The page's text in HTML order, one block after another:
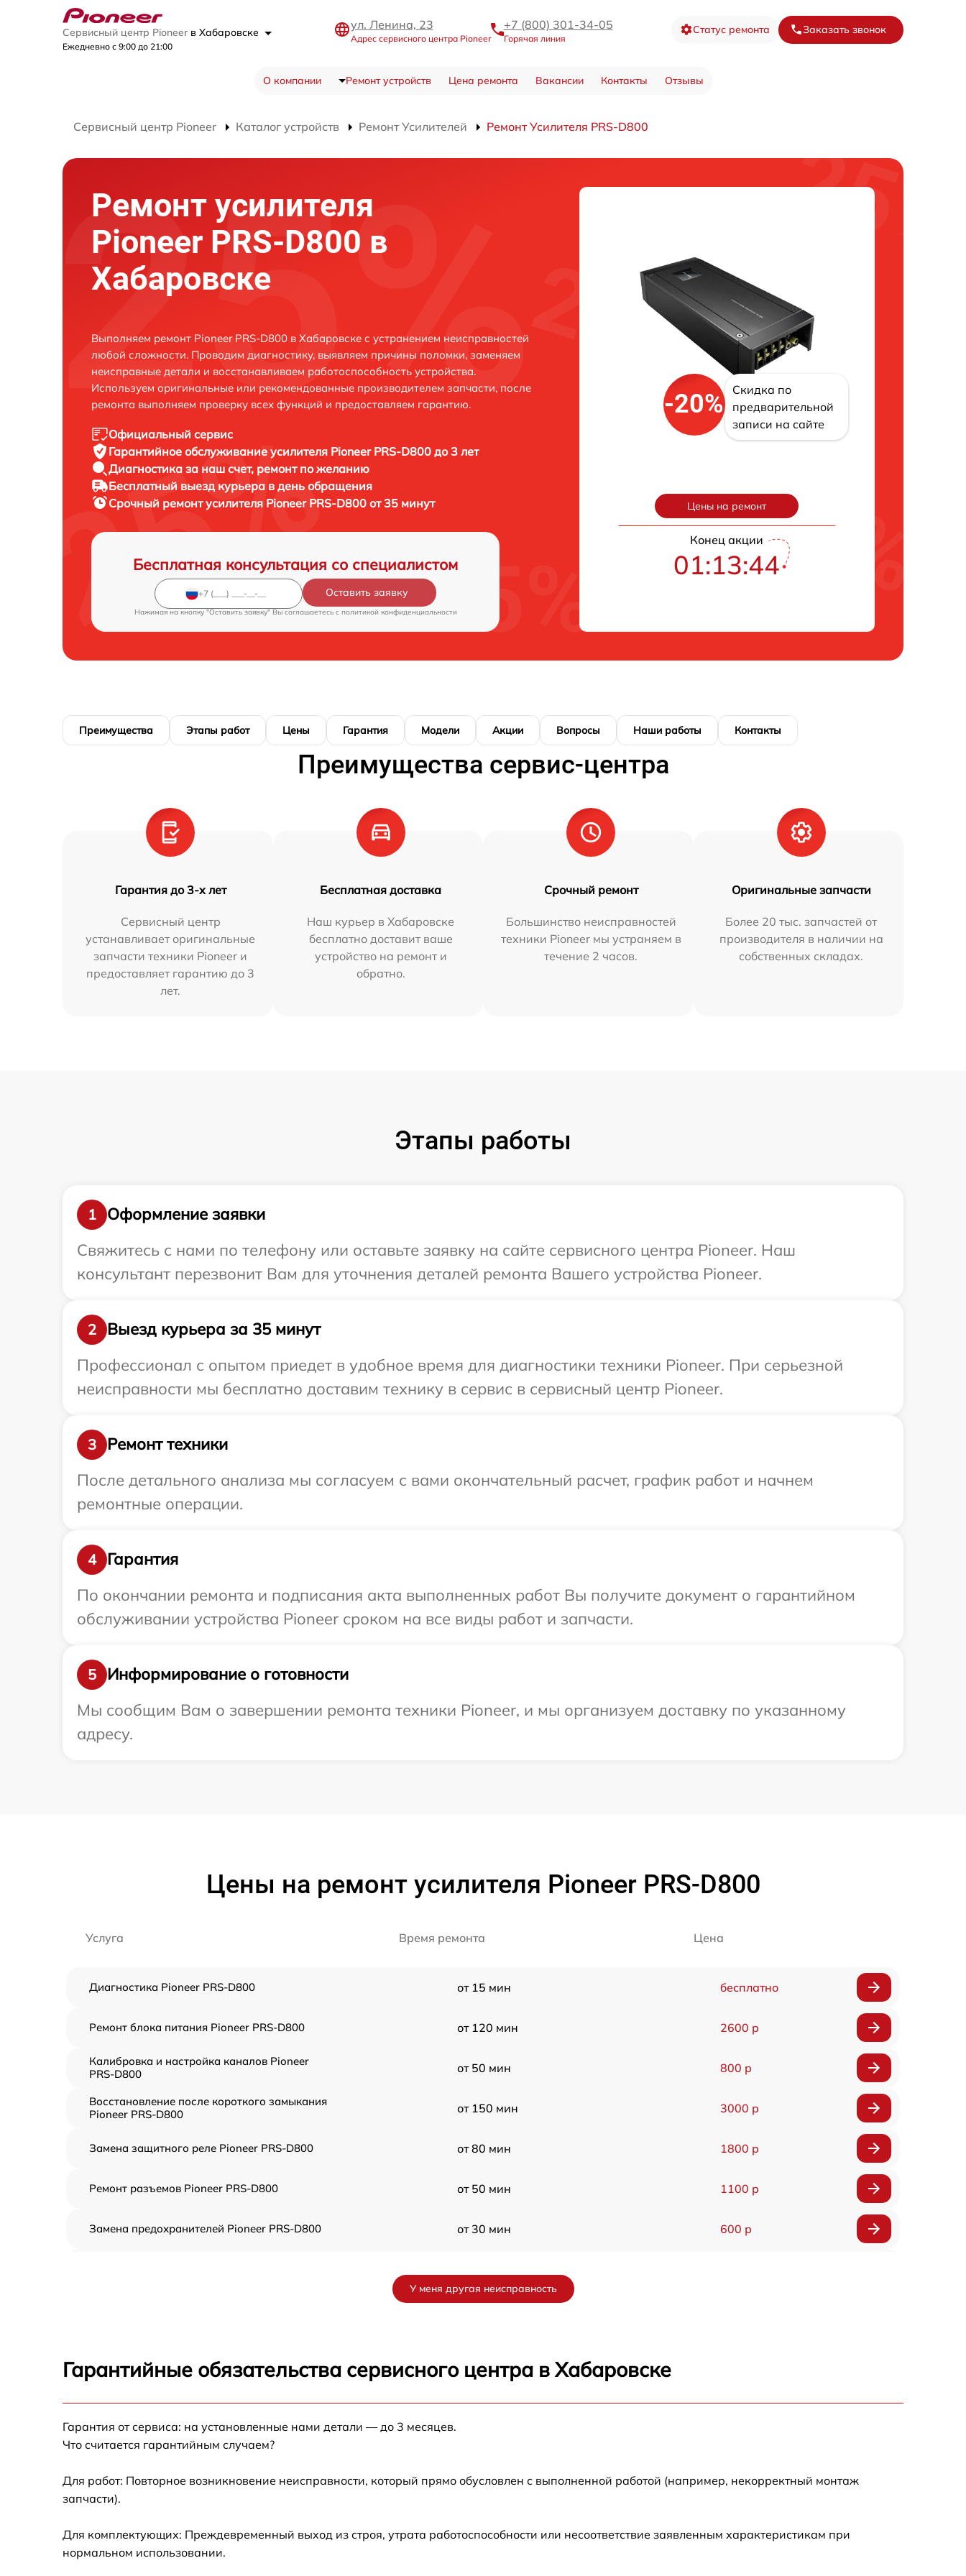
Сервисный центр Pioneer в Хабаровске
Ежедневно с 9:00 до 21:00
ул. Ленина, 23
Адрес сервисного центра Pioneer
+7 (800) 301-34-05
Горячая линия
Статус ремонта Заказать звонок
О компании Ремонт устройств Цена ремонта Вакансии Контакты Отзывы
Сервисный центр Pioneer Каталог устройств Ремонт Усилителей Ремонт Усилителя PRS-D800
Ремонт усилителя
Pioneer PRS-D800 в
Хабаровске
Выполняем ремонт Pioneer PRS-D800 в Хабаровске с устранением неисправностей
любой сложности. Проводим диагностику, выявляем причины поломки, заменяем
неисправные детали и восстанавливаем работоспособность устройства.
Используем оригинальные или рекомендованные производителем запчасти, после
ремонта выполняем проверку всех функций и предоставляем гарантию.
Официальный сервис
Гарантийное обслуживание усилителя Pioneer PRS-D800 до 3 лет
Диагностика за наш счет, ремонт по желанию
Бесплатный выезд курьера в день обращения
Срочный ремонтусилителя Pioneer PRS-D800 от 35 минут
Бесплатная консультация со специалистом
Оставить заявку
Нажимая на кнопку "Оставить заявку" Вы соглашаетесь c политикой конфиденциальности
-20%
Скидка по
предварительной
записи на сайте
Цены на ремонт
Конец акции
01:13:43
Преимущества Этапы работ Цены Гарантия Модели Акции Вопросы Наши работы Контакты
Преимущества сервис-центра
Гарантия до 3-х лет
Сервисный центр
устанавливает оригинальные
запчасти техники Pioneer и
предоставляет гарантию до 3
лет.
Бесплатная доставка
Наш курьер в Хабаровске
бесплатно доставит ваше
устройство на ремонт и
обратно.
Срочный ремонт
Большинство неисправностей
техники Pioneer мы устраняем в
течение 2 часов.
Оригинальные запчасти
Более 20 тыс. запчастей от
производителя в наличии на
собственных складах.
Этапы работы
1
Оформление заявки
Свяжитесь с нами по телефону или оставьте заявку на сайте сервисного центра Pioneer. Наш
консультант перезвонит Вам для уточнения деталей ремонта Вашего устройства Pioneer.
2
Выезд курьера за 35 минут
Профессионал с опытом приедет в удобное время для диагностики техники Pioneer. При серьезной
неисправности мы бесплатно доставим технику в сервис в сервисный центр Pioneer.
3
Ремонт техники
После детального анализа мы согласуем с вами окончательный расчет, график работ и начнем
ремонтные операции.
4
Гарантия
По окончании ремонта и подписания акта выполненных работ Вы получите документ о гарантийном
обслуживании устройства Pioneer сроком на все виды работ и запчасти.
5
Информирование о готовности
Мы сообщим Вам о завершении ремонта техники Pioneer, и мы организуем доставку по указанному
адресу.
Цены на ремонт усилителя Pioneer PRS-D800
Услуга Время ремонта Цена
Диагностика Pioneer PRS-D800 от 15 мин бесплатно
Ремонт блока питания Pioneer PRS-D800 от 120 мин 2600 р
Калибровка и настройка каналов Pioneer
PRS-D800
от 50 мин 800 р
Восстановление после короткого замыкания
Pioneer PRS-D800
от 150 мин 3000 р
Замена защитного реле Pioneer PRS-D800 от 80 мин 1800 р
Ремонт разъемов Pioneer PRS-D800 от 50 мин 1100 р
Замена предохранителей Pioneer PRS-D800 от 30 мин 600 р
Профилактическая чистка Pioneer PRS-D800
Замена кнопки включения Pioneer PRS-D800
У меня другая неисправность
Гарантийные обязательства сервисного центра в Хабаровске
Гарантия от сервиса: на установленные нами детали — до 3 месяцев.
Что считается гарантийным случаем?
Для работ: Повторное возникновение неисправности, который прямо обусловлен с выполненной работой (например, некорректный монтаж
запчасти).
Для комплектующих: Преждевременный выход из строя, утрата работоспособности или несоответствие заявленным характеристикам при
нормальном использовании.